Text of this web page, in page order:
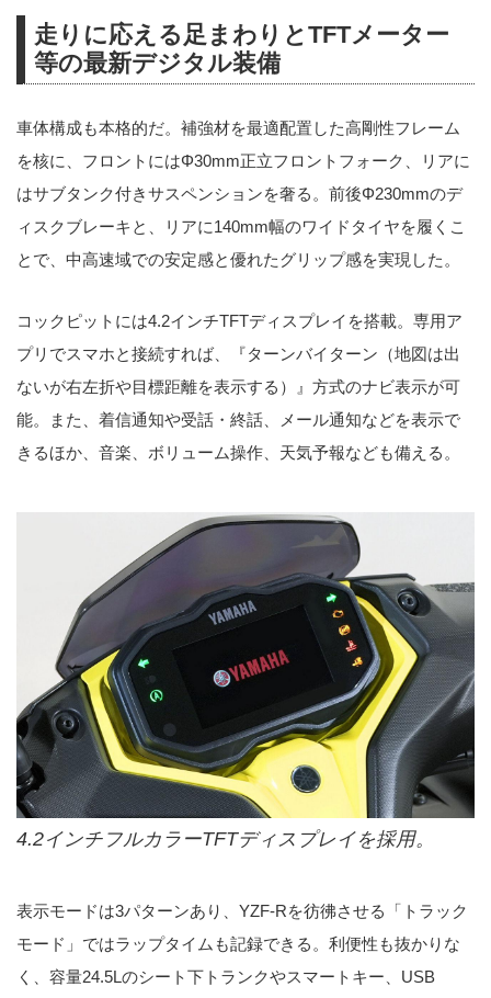
走りに応える足まわりとTFTメーター
等の最新デジタル装備
車体構成も本格的だ。補強材を最適配置した高剛性フレーム
を核に、フロントにはΦ30mm正立フロントフォーク、リアに
はサブタンク付きサスペンションを奢る。前後Φ230mmのデ
ィスクブレーキと、リアに140mm幅のワイドタイヤを履くこ
とで、中高速域での安定感と優れたグリップ感を実現した。
コックピットには4.2インチTFTディスプレイを搭載。専用ア
プリでスマホと接続すれば、『ターンバイターン（地図は出
ないが右左折や目標距離を表示する）』方式のナビ表示が可
能。また、着信通知や受話・終話、メール通知などを表示で
きるほか、音楽、ボリューム操作、天気予報なども備える。
4.2インチフルカラーTFTディスプレイを採用。
表示モードは3パターンあり、YZF-Rを彷彿させる「トラック
モード」ではラップタイムも記録できる。利便性も抜かりな
く、容量24.5Lのシート下トランクやスマートキー、USB